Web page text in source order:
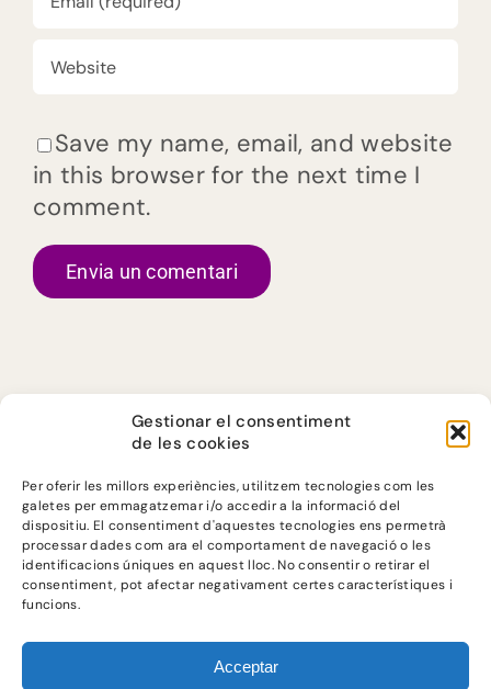
Gestionar el consentiment
de les cookies
Per oferir les millors experiències, utilitzem tecnologies com les
galetes per emmagatzemar i/o accedir a la informació del
dispositiu. El consentiment d'aquestes tecnologies ens permetrà
processar dades com ara el comportament de navegació o les
identificacions úniques en aquest lloc. No consentir o retirar el
consentiment, pot afectar negativament certes característiques i
funcions.
Acceptar
Save my name, email, and website
in this browser for the next time I
comment.
@ JUSTICIA
ALIMENTARIA